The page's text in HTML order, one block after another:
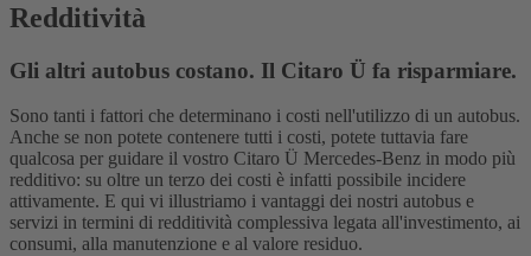
Redditività
Gli altri autobus costano. Il Citaro Ü fa risparmiare.
Sono tanti i fattori che determinano i costi nell'utilizzo di un autobus.
Anche se non potete contenere tutti i costi, potete tuttavia fare
qualcosa per guidare il vostro Citaro Ü Mercedes-Benz in modo più
redditivo: su oltre un terzo dei costi è infatti possibile incidere
attivamente. E qui vi illustriamo i vantaggi dei nostri autobus e
servizi in termini di redditività complessiva legata all'investimento, ai
consumi, alla manutenzione e al valore residuo.